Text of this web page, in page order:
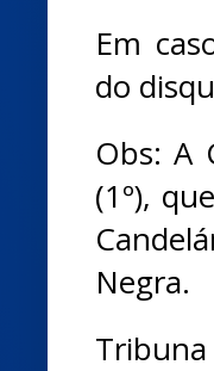
Em
do
Obs: A
(1º),
Negra.